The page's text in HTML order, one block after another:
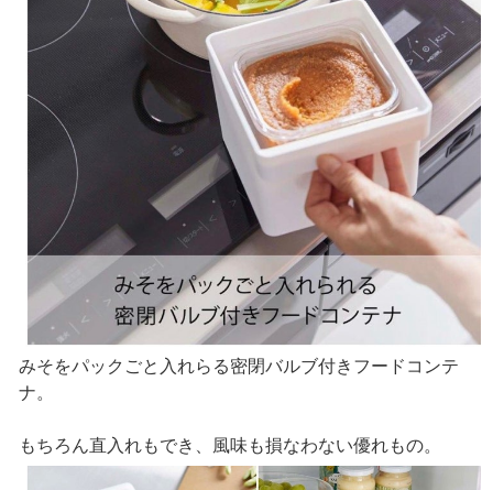
みそをパックごと入れらる密閉バルブ付きフードコンテ
ナ。
もちろん直入れもでき、風味も損なわない優れもの。